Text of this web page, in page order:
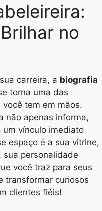
no
carreira, a biografia
torna uma das
tem em mãos.
não apenas informa,
um vínculo imediato
espaço é a sua vitrine,
sua personalidade
você traz para seus
transformar curiosos
clientes fiéis!